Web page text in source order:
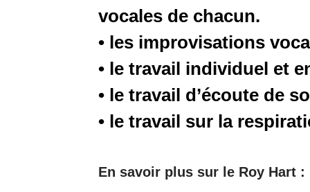
vocales de chacun.
• les improvisations
• le travail individuel et
• le travail d’écoute de
• le travail sur la
En savoir plus sur le Roy Hart :